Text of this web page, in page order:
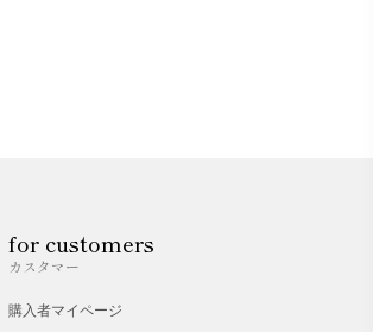
for customers
カスタマー
購入者マイページ